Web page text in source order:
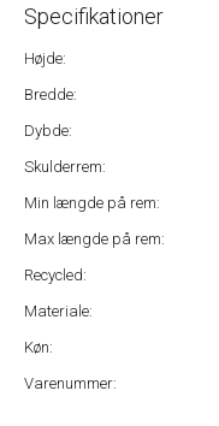
Specifikationer
Højde:
Bredde:
Dybde:
Skulderrem:
Min længde på rem:
Max længde på rem:
Recycled:
Materiale:
Køn:
Varenummer: